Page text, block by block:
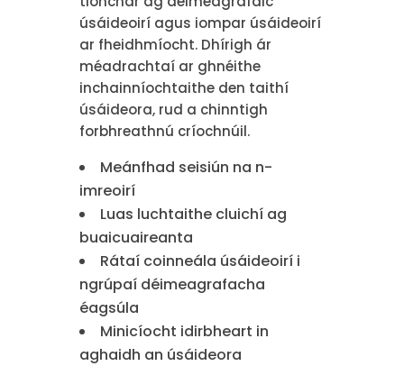
úsáideoirí agus iompar úsáideoirí
ar fheidhmíocht. Dhírigh ár
méadrachtaí ar ghnéithe
inchainníochtaithe den taithí
úsáideora, rud a chinntigh
forbhreathnú críochnúil.
Meánfhad seisiún na n-
imreoirí
Luas luchtaithe cluichí ag
buaicuaireanta
Rátaí coinneála úsáideoirí i
ngrúpaí déimeagrafacha
éagsúla
Minicíocht idirbheart in
aghaidh an úsáideora